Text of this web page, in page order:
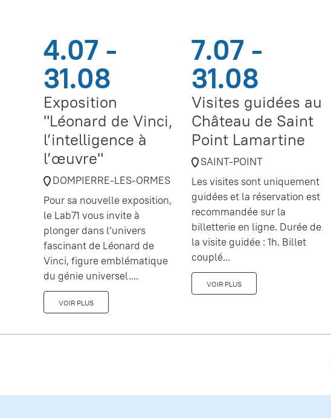
4.07 -
31.08
Exposition
"Léonard de Vinci,
l’intelligence à
l’œuvre"
DOMPIERRE-LES-ORMES
Pour sa nouvelle exposition,
le Lab71 vous invite à
plonger dans l’univers
fascinant de Léonard de
Vinci, figure emblématique
du génie universel....
VOIR PLUS
7.07 -
31.08
Visites guidées au
Château de Saint
Point Lamartine
SAINT-POINT
Les visites sont uniquement
guidées et la réservation est
recommandée sur la
billetterie en ligne. Durée de
la visite guidée : 1h. Billet
couplé...
VOIR PLUS